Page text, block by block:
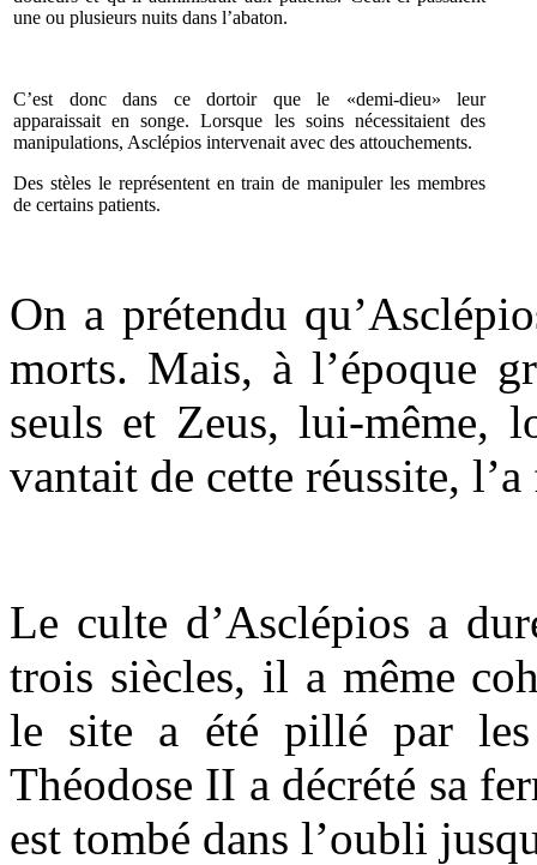
une ou plusieurs nuits dans l’abaton.
C’est donc dans ce dortoir que le «demi-dieu» leur
apparaissait en songe. Lorsque les soins nécessitaient des
manipulations, Asclépios intervenait avec des attouchements.
Des stèles le représentent en train de manipuler les membres
de certains patients.
On a prétendu
morts. Mais, à l’époque
seuls et Zeus, lui-même,
vantait de cette réussite,
Le culte d’Asclépios a
trois siècles, il a même
le site a été pillé par les
Théodose II a décrété sa
est tombé dans l’oubli